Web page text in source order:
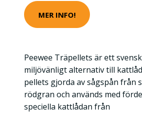
MER INFO!
Peewee Träpellets är ett
miljövänligt alternativ till
pellets gjorda av sågspån från
rödgran och används med
speciella kattlådan från